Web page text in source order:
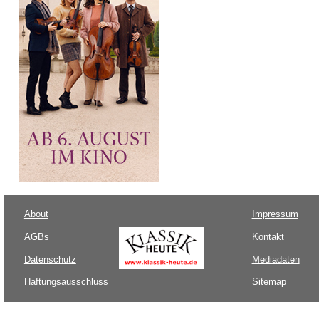
About
AGBs
Datenschutz
Haftungsausschluss
Impressum
Kontakt
Mediadaten
Sitemap